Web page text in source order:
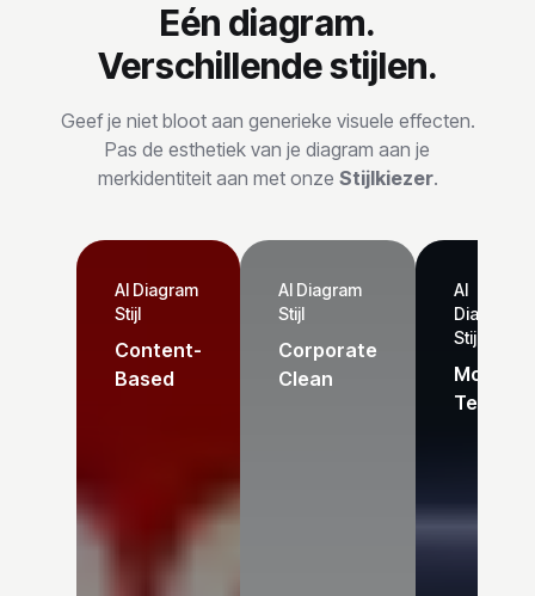
Eén diagram.
Verschillende stijlen.
Geef je niet bloot aan generieke visuele effecten.
Pas de esthetiek van je diagram aan je
merkidentiteit aan met onze Stijlkiezer.
AI Diagram
Stijl
Content-
Based
AI Diagram
Stijl
Corporate
Clean
AI
Diagram
Stijl
Modern
Tech